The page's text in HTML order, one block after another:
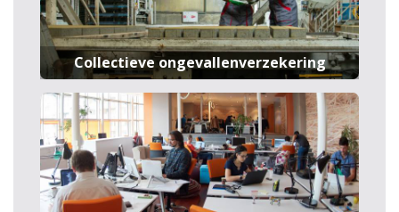
Collectieve ongevallenverzekering